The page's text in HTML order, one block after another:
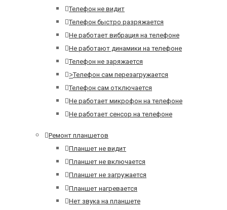
Телефон не видит
Телефон быстро разряжается
Не работает вибрация на телефоне
Не работают динамики на телефоне
Телефон не заряжается
>Телефон сам перезагружается
Телефон сам отключается
Не работает микрофон на телефоне
Не работает сенсор на телефоне
Ремонт планшетов
Планшет не видит
Планшет не включается
Планшет не загружается
Планшет нагревается
Нет звука на планшете